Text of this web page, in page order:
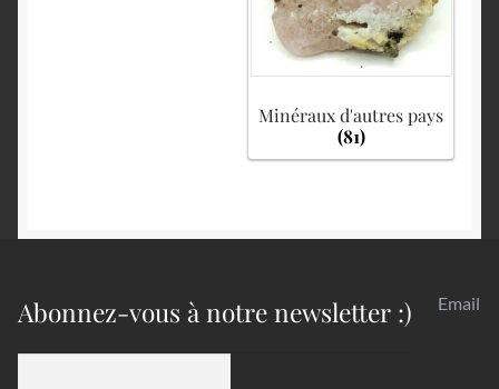
Minéraux d'autres pays
(81)
Abonnez-vous à notre newsletter :) Email